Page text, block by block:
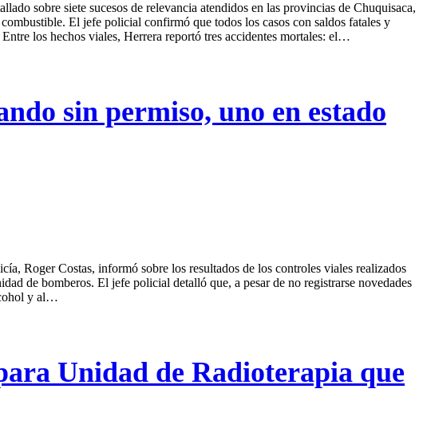
sobre siete sucesos de relevancia atendidos en las provincias de Chuquisaca,
El jefe policial confirmó que todos los casos con saldos fatales y
los hechos viales, Herrera reportó tres accidentes mortales: el…
sin permiso, uno en estado
Roger Costas, informó sobre los resultados de los controles viales realizados
de bomberos. El jefe policial detalló que, a pesar de no registrarse novedades
y al…
Unidad de Radioterapia que